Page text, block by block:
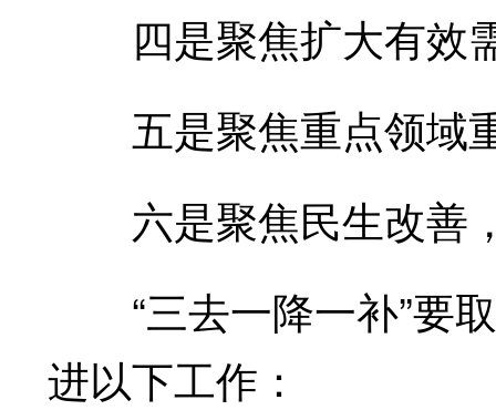
四是聚焦扩大有效
五是聚焦重点领域
六是聚焦民生改善
“三去一降一补”要取
进以下工作：